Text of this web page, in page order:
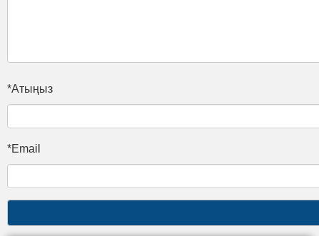
*Атыңыз
*Email